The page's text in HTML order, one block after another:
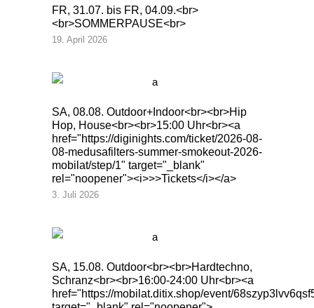
FR, 31.07. bis FR, 04.09.<br>
<br>SOMMERPAUSE<br>
19. April 2026
SA, 08.08. Outdoor+Indoor<br><br>Hip
Hop, House<br><br>15:00 Uhr<br><a
href="https://diginights.com/ticket/2026-08-
08-medusafilters-summer-smokeout-2026-
mobilat/step/1" target="_blank"
rel="noopener"><i>>>Tickets</i></a>
3. Juli 2026
SA, 15.08. Outdoor<br><br>Hardtechno,
Schranz<br><br>16:00-24:00 Uhr<br><a
href="https://mobilat.ditix.shop/event/